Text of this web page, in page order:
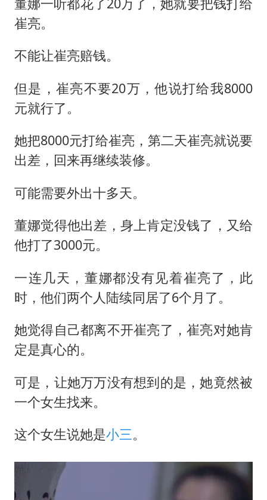
崔亮。
不能让崔亮赔钱。
但是，崔亮不要20万，他说打给我8000
元就行了。
她把8000元打给崔亮，第二天崔亮就说要
出差，回来再继续装修。
可能需要外出十多天。
董娜觉得他出差，身上肯定没钱了，又给
他打了3000元。
一连几天，董娜都没有见着崔亮了，此
时，他们两个人陆续同居了6个月了。
她觉得自己都离不开崔亮了，崔亮对她肯
定是真心的。
可是，让她万万没有想到的是，她竟然被
一个女生找来。
这个女生说她是小三。